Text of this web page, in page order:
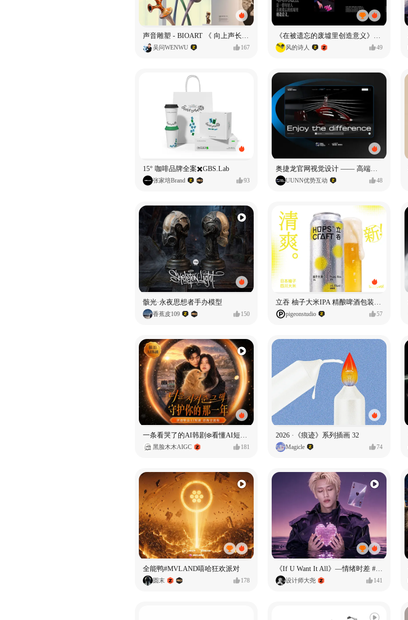
吴问WENWU 167 风的诗人 49
15° 咖啡品牌全案✖️GBS.Lab
张家培Brand 93
奥捷龙官网视觉设计 —— 高端网站建设
UUNN优势互动 48
骸光·永夜思想者手办模型
香蕉皮109 150 pigeonstudio 57
一条看哭了的AI韩剧❄️看懂AI短剧出海全流程
黑脸木木AIGC 181
2026 ·《痕迹》系列插画 32
Magicle 74
全能鸭#MVLAND嘻哈狂欢派对
圆末 178 设计师大尧 141